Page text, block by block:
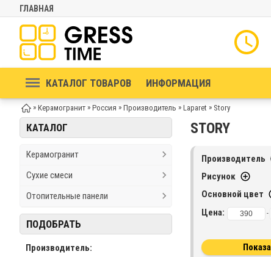
ГЛАВНАЯ
КАТАЛОГ ТОВАРОВ ИНФОРМАЦИЯ
» Керамогранит » Россия » Производитель » Laparet » Story
КАТАЛОГ
Керамогранит
Сухие смеси
Отопительные панели
ПОДОБРАТЬ
Производитель:
STORY
Производитель
Рисунок
Основной цвет
Цена:
-